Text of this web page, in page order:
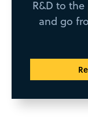
R&D to
and go